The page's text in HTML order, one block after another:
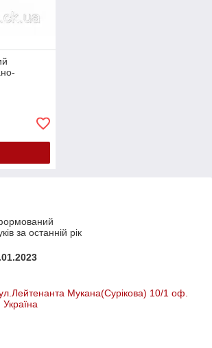
за останній рік
Мукана(Сурікова) 10/1 оф.